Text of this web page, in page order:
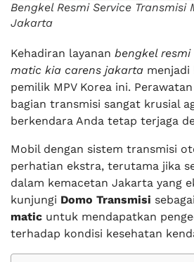
Bengkel Resmi Service Transmisi
Jakarta
Kehadiran layanan bengkel
matic kia carens jakarta menjadi
pemilik MPV Korea ini.
bagian transmisi sangat krusial
berkendara Anda tetap terjaga
Mobil dengan sistem transmisi
perhatian ekstra, terutama jika
dalam kemacetan Jakarta yang
kunjungi Domo Transmisi sebagai
matic untuk mendapatkan
terhadap kondisi kesehatan